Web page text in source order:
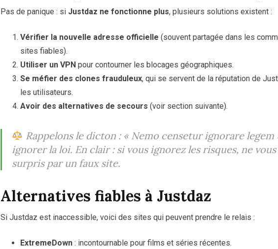
Pas de panique : si Justdaz ne fonctionne plus, plusieurs solutions existent :
Vérifier la nouvelle adresse officielle (souvent partagée dans les
sites fiables).
Utiliser un VPN pour contourner les blocages géographiques.
Se méfier des clones frauduleux, qui se servent de la réputation de
les utilisateurs.
Avoir des alternatives de secours (voir section suivante).
Rappelons le dicton : « Nemo censetur ignorare legem
ignorer la loi. En clair : si vous ignorez les risques, ne vous
surpris par un faux site.
Alternatives fiables à Justdaz
Si Justdaz est inaccessible, voici des sites qui peuvent prendre le relais :
ExtremeDown : incontournable pour films et séries récentes.